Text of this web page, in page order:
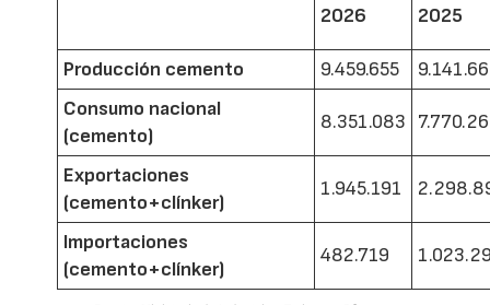
2026 2025
Producción cemento 9.459.655
Consumo nacional
(cemento)
8.351.083
Exportaciones
(cemento+clínker)
1.945.191
Importaciones
(cemento+clínker)
482.719